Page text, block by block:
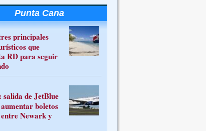
Punta Cana
principales
que
RD para seguir
salida de JetBlue
boletos
Newark y